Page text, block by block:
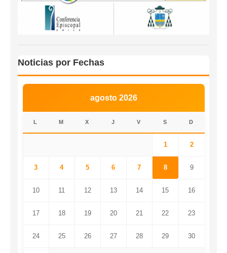
Noticias por Fechas
agosto 2026
L M X J V S D
1 2
3 4 5 6 7 8 9
10 11 12 13 14 15 16
17 18 19 20 21 22 23
24 25 26 27 28 29 30